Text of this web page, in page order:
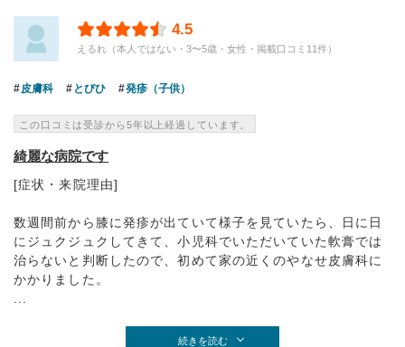
4.5
えるれ（本人ではない・3〜5歳・女性・掲載口コミ11件）
皮膚科 とびひ 発疹（子供）
この口コミは受診から5年以上経過しています。
綺麗な病院です
[症状・来院理由]
数週間前から膝に発疹が出ていて様子を見ていたら、日に日
にジュクジュクしてきて、小児科でいただいていた軟膏では
治らないと判断したので、初めて家の近くのやなせ皮膚科に
かかりました。
続きを読む